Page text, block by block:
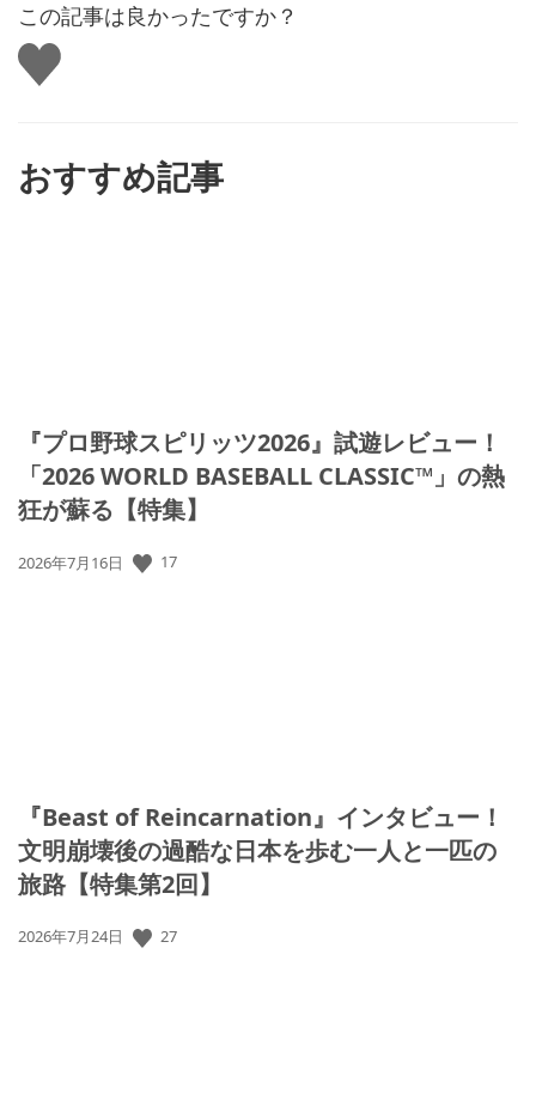
この記事は良かったですか？
い
い
おすすめ記事
『プロ野球スピリッツ2026』試遊レビュー！
「2026 WORLD BASEBALL CLASSIC™」の熱
狂が蘇る【特集】
公
2026年7月16日 17
『Beast of Reincarnation』インタビュー！
文明崩壊後の過酷な日本を歩む一人と一匹の
旅路【特集第2回】
公
2026年7月24日 27